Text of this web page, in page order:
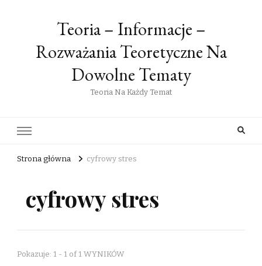
Teoria – Informacje –
Rozważania Teoretyczne Na
Dowolne Tematy
Teoria Na Każdy Temat
Strona główna cyfrowy stres
cyfrowy stres
Pokazuje: 1 - 1 of 1 WYNIKÓW